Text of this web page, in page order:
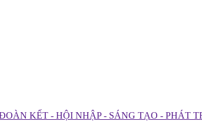
KẾT - HỘI NHẬP - SÁNG TẠO - PHÁT